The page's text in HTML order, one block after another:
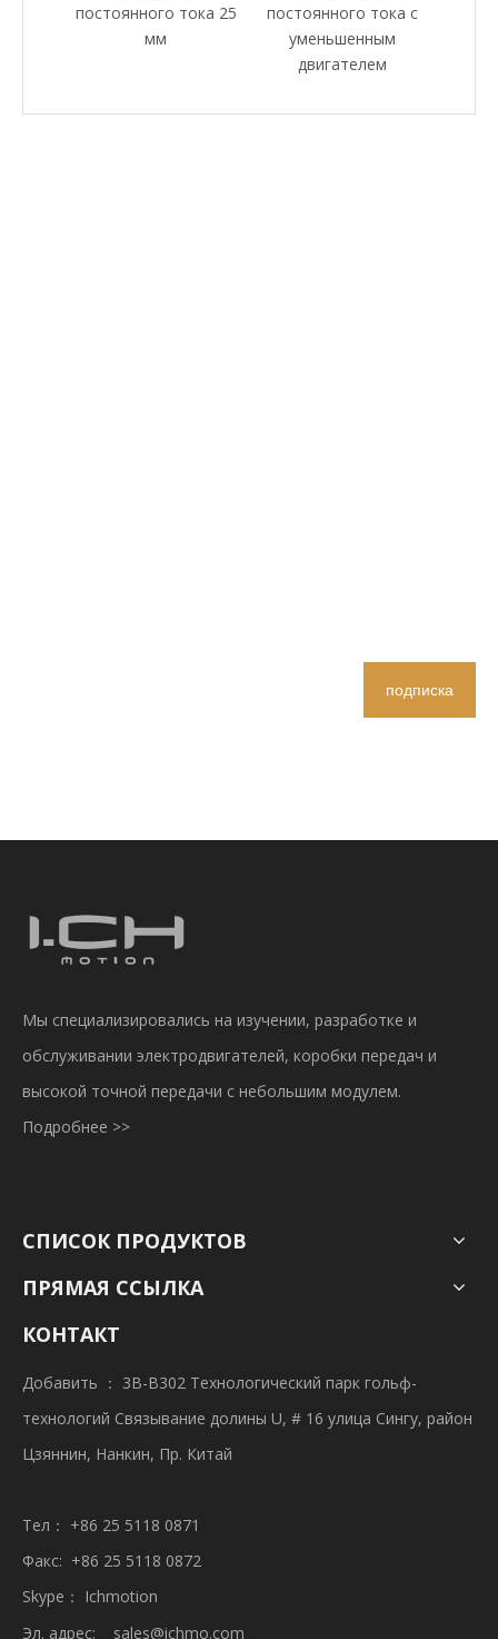
постоянного тока 25
мм
постоянного тока с
уменьшенным
двигателем
подписка
Мы специализировались на изучении, разработке и
обслуживании электродвигателей, коробки передач и
высокой точной передачи с небольшим модулем.
Подробнее >>
СПИСОК ПРОДУКТОВ
ПРЯМАЯ ССЫЛКА
КОНТАКТ
Добавить ： 3B-B302 Технологический парк гольф-
технологий Связывание долины U, # 16 улица Сингу, район
Цзяннин, Нанкин, Пр. Китай
Тел： +86 25 5118 0871
Факс: +86 25 5118 0872
Skype： Ichmotion
Эл. адрес: sales@ichmo.com